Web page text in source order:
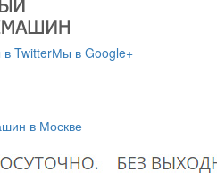
TwitterМы в Google+